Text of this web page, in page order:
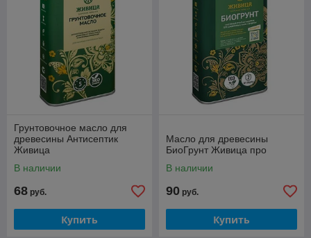
Грунтовочное масло для
древесины Антисептик
Живица
В наличии
68 руб.
Купить
Масло для древесины
БиоГрунт Живица про
В наличии
90 руб.
Купить